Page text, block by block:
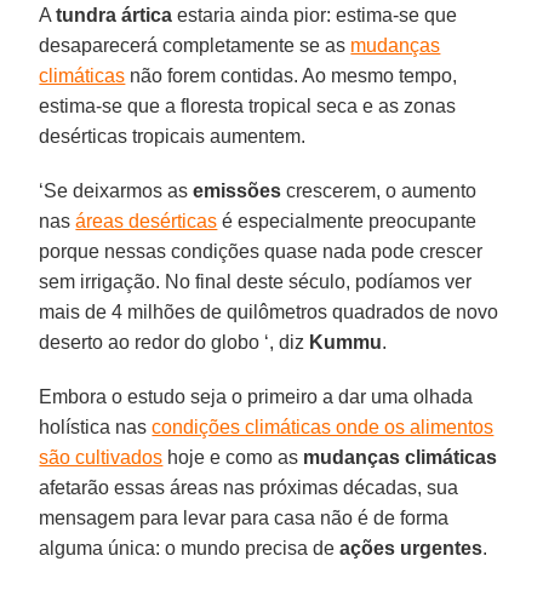
Atundra ártica estaria ainda pior: estima-se que
desaparecerá completamente se as mudanças
climáticas não forem contidas. Ao mesmo tempo,
estima-se que a floresta tropical seca e as zonas
desérticas tropicais aumentem.
‘Se deixarmos asemissões crescerem, o aumento
nasáreas desérticas é especialmente preocupante
porque nessas condições quase nada pode crescer
sem irrigação. No final deste século, podíamos ver
mais de 4 milhões de quilômetros quadrados de novo
deserto ao redor do globo ‘, diz Kummu.
Embora o estudo seja o primeiro a dar uma olhada
holística nascondições climáticas onde os alimentos
são cultivados hoje e como as mudanças climáticas
afetarão essas áreas nas próximas décadas, sua
mensagem para levar para casa não é de forma
alguma única: o mundo precisa deações urgentes.